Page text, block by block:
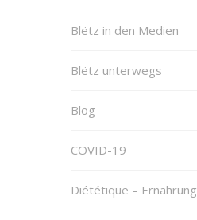
Blëtz in den Medien
Blëtz unterwegs
Blog
COVID-19
Diététique – Ernährung